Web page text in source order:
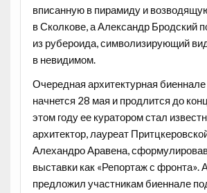
вписанную впирамиду и
в Сколкове, а Александр Бродский
из рубероида, символизирующий
в невидимом.
Очередная архитектурная
начнется 28 мая и продлится до
этом году ее куратором стал
архитектор, лауреат
Алехандро Аравена,
выставки как «Репортаж с фронта».
предложил участникам биеннале